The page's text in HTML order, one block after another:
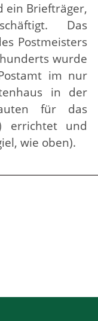
ein Briefträger,
Das
Postmeisters
wurde
im nur
in der
für das
errichtet und
wie oben).